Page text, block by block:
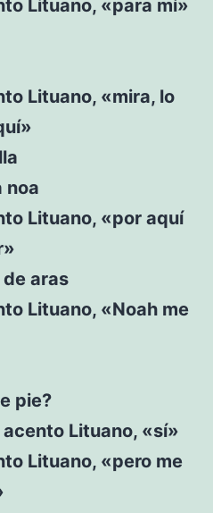
Lituano, «para mí»
Lituano, «mira, lo
noa
Lituano, «por aquí
aras
Lituano, «Noah me
pie?
Lituano, «sí»
Lituano, «pero me